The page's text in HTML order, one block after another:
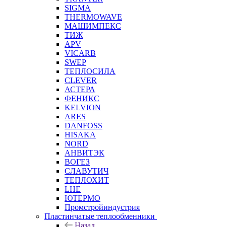
SIGMA
THERMOWAVE
МАШИМПЕКС
ТИЖ
APV
VICARB
SWEP
ТЕПЛОСИЛА
CLEVER
АСТЕРА
ФЕНИКС
KELVION
ARES
DANFOSS
HISAKA
NORD
АНВИТЭК
ВОГЕЗ
СЛАВУТИЧ
ТЕПЛОХИТ
LHE
ЮТЕРМО
Промстройиндустрия
Пластинчатые теплообменники
Назад